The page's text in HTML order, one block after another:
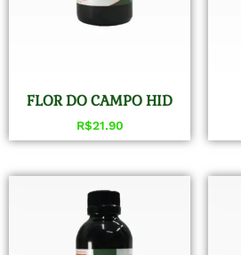
FLOR DO CAMPO HID
R$21.90